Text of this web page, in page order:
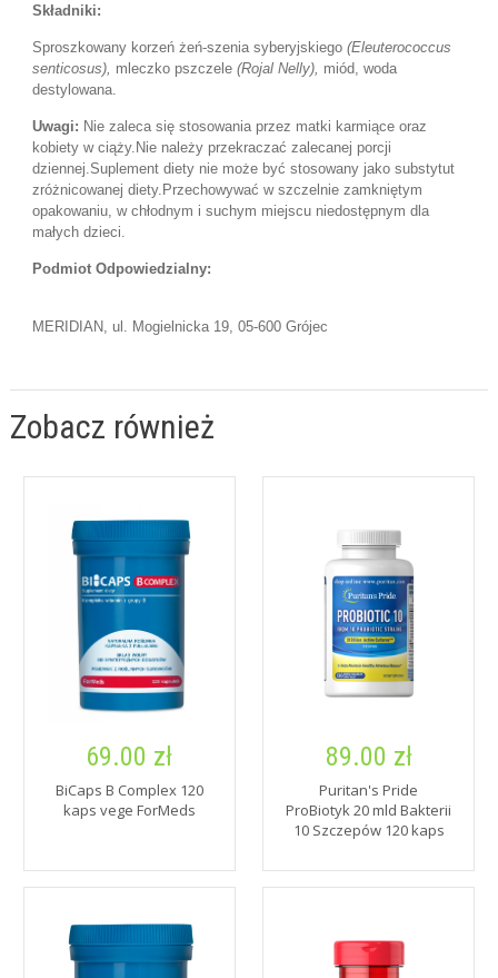
Składniki:
Sproszkowany korzeń żeń-szenia syberyjskiego (Eleuterococcus
senticosus), mleczko pszczele (Rojal Nelly), miód, woda
destylowana.
Uwagi: Nie zaleca się stosowania przez matki karmiące oraz
kobiety w ciąży. Nie należy przekraczać zalecanej porcji
dziennej. Suplement diety nie może być stosowany jako substytut
zróżnicowanej diety. Przechowywać w szczelnie zamkniętym
opakowaniu, w chłodnym i suchym miejscu niedostępnym dla
małych dzieci.
Podmiot Odpowiedzialny:
MERIDIAN, ul. Mogielnicka 19, 05-600 Grójec
Zobacz również
69.00 zł
BiCaps B Complex 120
kaps vege ForMeds
89.00 zł
Puritan's Pride
ProBiotyk 20 mld Bakterii
10 Szczepów 120 kaps